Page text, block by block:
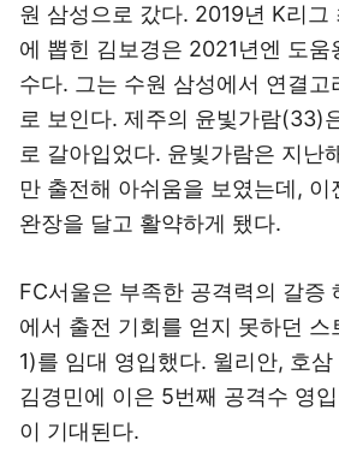
원 삼성으로 갔다. 2019년 K리그
에 뽑힌 김보경은 2021년엔 도움
수다. 그는 수원 삼성에서 연결고
로 보인다. 제주의 윤빛가람(33)
로 갈아입었다. 윤빛가람은 지난
만 출전해 아쉬움을 보였는데,
완장을 달고 활약하게 됐다.
FC서울은 부족한 공격력의 갈증
에서 출전 기회를 얻지 못하던
1)를 임대 영입했다. 윌리안, 호
김경민에 이은 5번째 공격수 영
이 기대된다.